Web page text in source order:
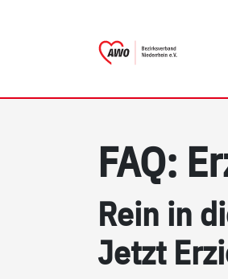
FAQ:
Rein in
Jetzt